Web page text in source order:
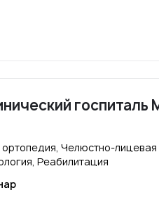
Челюстно-лицевая
Реабилитация